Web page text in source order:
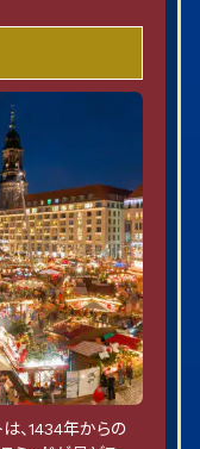
、1434年からの